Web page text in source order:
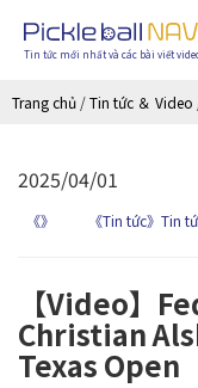
Tin tức mới nhất và các bài viết
Trang chủ /Tin tức ＆ Video
2025/04/01
《》 《Tin tức》Tin
【Video】
Christian
Texas Open